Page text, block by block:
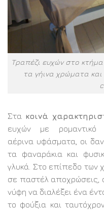
Τραπέζι ευχών στο
τα γήινα χρώματα
Στα κοινά
ευχών με ρομαντικό
αέρινα υφάσματα, οι
τα φαναράκια και
γλυκά. Στο επίπεδο των
σε παστέλ αποχρώσεις,
νύφη να διαλέξει ένα
το φούξια και